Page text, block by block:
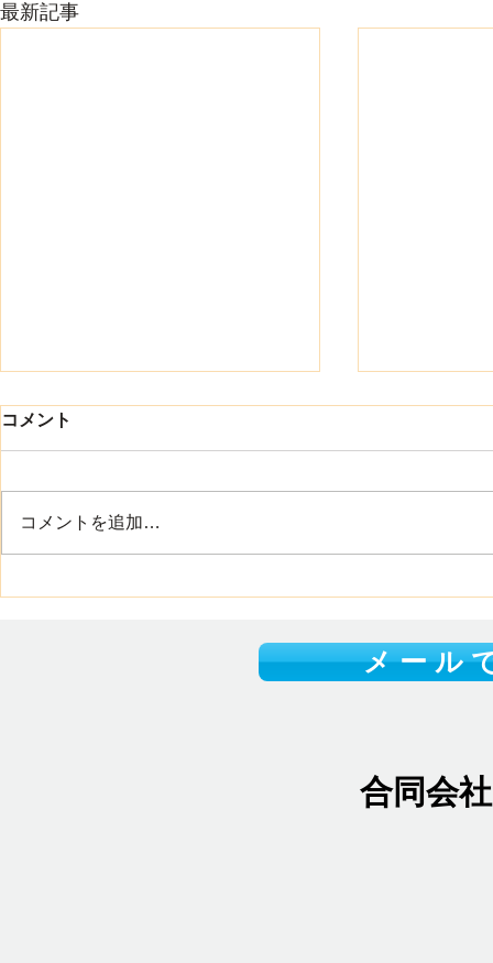
最新記事
8月になりました
ワイ・トラストの渡辺です 8月に
ています こまめな水分補給や適
度な休憩を取りながら、無理のな
の場所で違った夏の魅力を楽しむ
集合住宅用
コメント
コメントを追加…
メ ー ル
合同会